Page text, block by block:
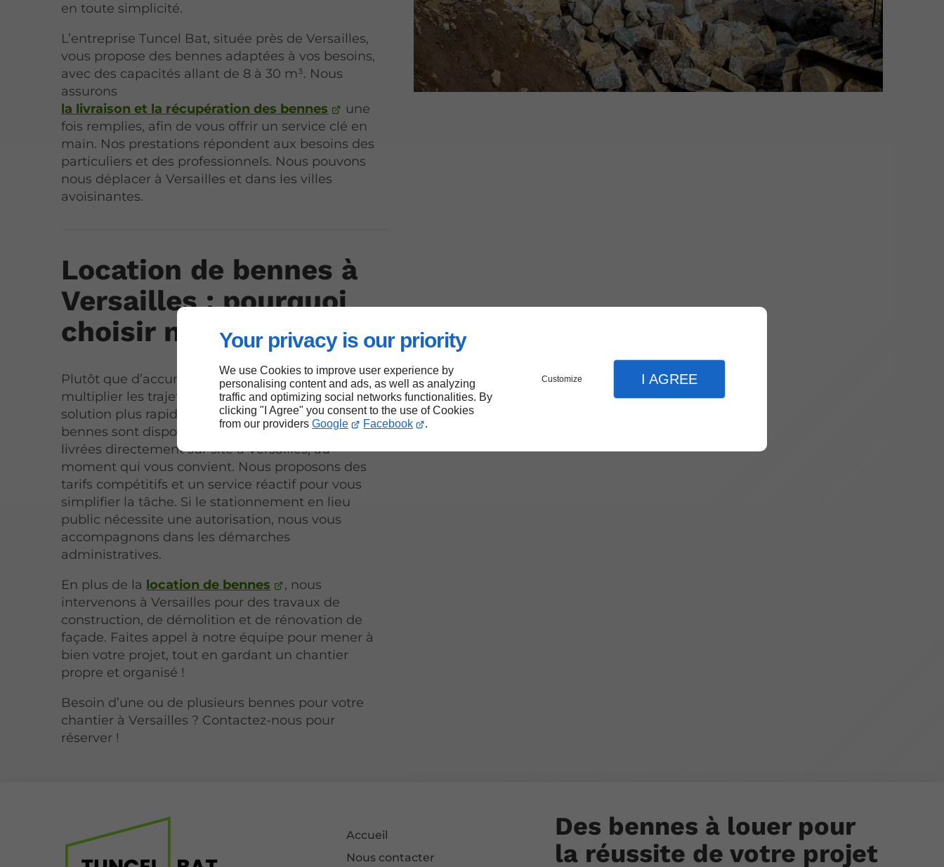
Your privacy is our priority
We use Cookies to improve user experience by
personalising content and ads, as well as analyzing
traffic and optimizing social networks functionalities. By
clicking "I Agree" you consent to the use of Cookies
from our providers Google Facebook .
Customize I AGREE
en toute simplicité.
L’entreprise Tuncel Bat, située près de Versailles,
vous propose des bennes adaptées à vos besoins,
avec des capacités allant de 8 à 30 m³. Nous
assurons
la livraison et la récupération des bennes
une
fois remplies, afin de vous offrir un service clé en
main. Nos prestations répondent aux besoins des
particuliers et des professionnels. Nous pouvons
nous déplacer à Versailles et dans les villes
avoisinantes.
Location de bennes à
Versailles : pourquoi
choisir nos services ?
Plutôt que d’accumuler les déchets ou de
multiplier les trajets en déchetterie, optez pour une
solution plus rapide et plus économique. Nos
bennes sont disponibles sur simple réservation et
livrées directement sur site à Versailles, au
moment qui vous convient. Nous proposons des
tarifs compétitifs et un service réactif pour vous
simplifier la tâche. Si le stationnement en lieu
public nécessite une autorisation, nous vous
accompagnons dans les démarches
administratives.
En plus de la location de bennes
, nous
intervenons à Versailles pour des travaux de
construction, de démolition et de rénovation de
façade. Faites appel à notre équipe pour mener à
bien votre projet, tout en gardant un chantier
propre et organisé !
Besoin d’une ou de plusieurs bennes pour votre
chantier à Versailles ? Contactez-nous pour
réserver !
Accueil
Nous contacter
Des bennes à louer pour
la réussite de votre projet